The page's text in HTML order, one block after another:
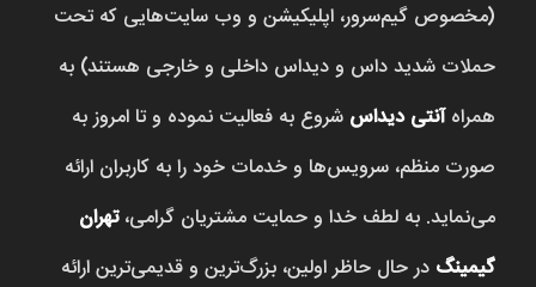
(مخصوص گیم‌سرور، اپلیکیشن و وب سایت‌هایی که تحت
حملات شدید داس و دیداس داخلی و خارجی هستند) به
همراهآنتی دیداس شروع به فعالیت نموده و تا امروز به
صورت منظم، سرویس‌ها و خدمات خود را به کاربران ارائه
می‌نماید. به لطف خدا و حمایت مشتریان گرامی،تهران
گیمینگ در حال حاظر اولین، بزرگ‌ترین و قدیمی‌ترین ارائه